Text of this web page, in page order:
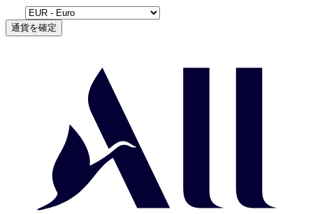
通貨を確定